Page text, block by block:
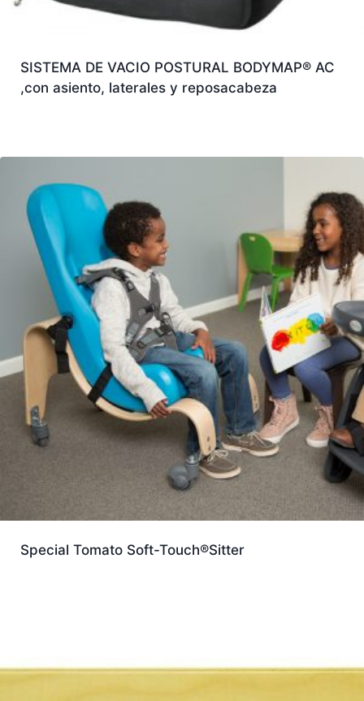
SISTEMA DE VACIO POSTURAL BODYMAP® AC
,con asiento, laterales y reposacabeza
Special Tomato Soft-Touch®Sitter